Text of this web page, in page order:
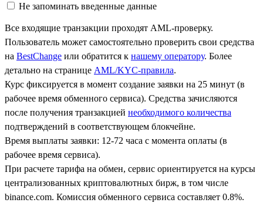
Не запоминать введенные данные
Все входящие транзакции проходят AML-проверку.
Пользователь может самостоятельно проверить свои средства
на BestChange или обратится к нашему оператору. Более
детально на странице AML/KYC-правила.
Курс фиксируется в момент создание заявки на 25 минут (в
рабочее время обменного сервиса). Средства зачисляются
после получения транзакцией необходимого количества
подтверждений в соответствующем блокчейне.
Время выплаты заявки: 12-72 часа с момента оплаты (в
рабочее время сервиса).
При расчете тарифа на обмен, сервис ориентируется на курсы
централизованных криптовалютных бирж, в том числе
binance.com. Комиссия обменного сервиса составляет 0.8%.